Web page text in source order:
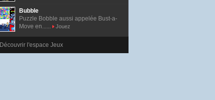
Bubble
Puzzle Bobble aussi appelée Bust-a-
Move en......
Jouez
Découvrir l'espace Jeux